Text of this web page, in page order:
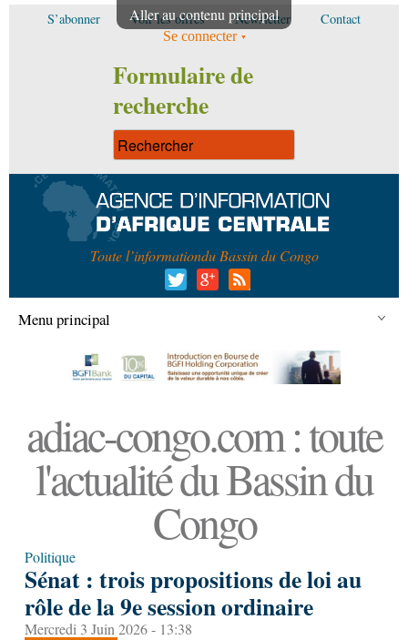
Aller au contenu principal
S’abonner Voir les offres Newsletter Contact
Se connecter
Formulaire de
recherche
Toute l’informationdu Bassin du Congo
Menu principal
adiac-congo.com : toute
l'actualité du Bassin du
Congo
Politique
Sénat : trois propositions de loi au
rôle de la 9e session ordinaire
Mercredi 3 Juin 2026 - 13:38